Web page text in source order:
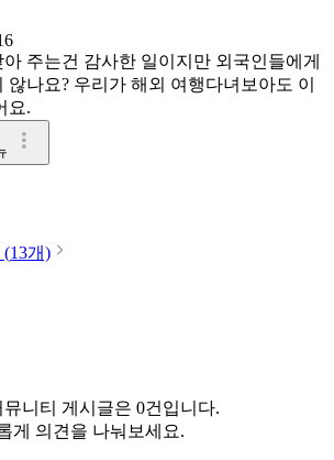
주는건 감사한 일이지만 외국인들에게
않나요? 우리가 해외 여행다녀보아도 이
요.
(13개)
니티 게시글은 0건입니다.
게 의견을 나눠보세요.